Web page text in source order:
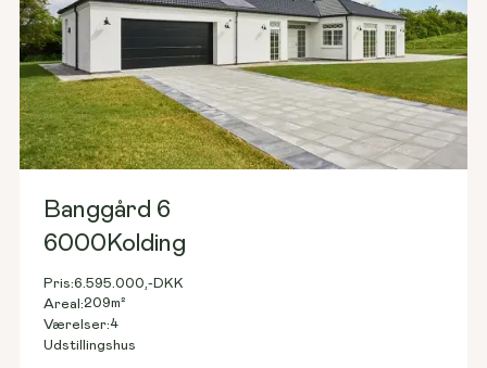
Banggård 6
6000 Kolding
Pris:6.595.000,- DKK
Areal:209m²
Værelser:4
Udstillingshus